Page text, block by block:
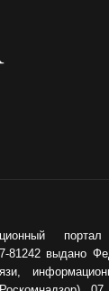
выдано